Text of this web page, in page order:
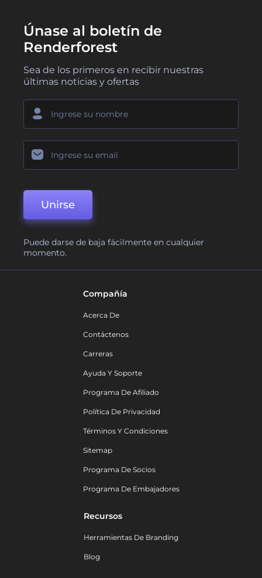
Únase al boletín de
Renderforest
Sea de los primeros en recibir nuestras
últimas noticias y ofertas
Unirse
Puede darse de baja fácilmente en cualquier
momento.
Compañía
Acerca De
Contáctenos
Carreras
Ayuda Y Soporte
Programa De Afiliado
Política De Privacidad
Términos Y Condiciones
Sitemap
Programa De Socios
Programa De Embajadores
Recursos
Herramientas De Branding
Blog